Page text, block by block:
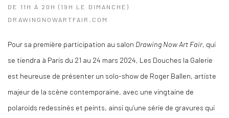
DE 11H À 20H (19H LE DIMANCHE)
DRAWINGNOWARTFAIR.COM
Pour sa première participation au salon Drawing Now Art Fair, qui
se tiendra à Paris du 21 au 24 mars 2024, Les Douches la Galerie
est heureuse de présenter un solo-show de Roger Ballen, artiste
majeur de la scène contemporaine, avec une vingtaine de
polaroids redessinés et peints, ainsi qu’une série de gravures qui